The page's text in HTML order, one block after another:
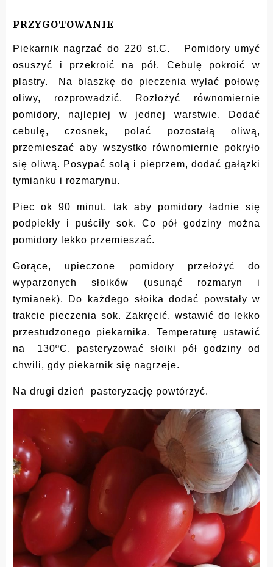
PRZYGOTOWANIE
Piekarnik nagrzać do 220 st.C. Pomidory umyć
osuszyć i przekroić na pół. Cebulę pokroić w
plastry. Na blaszkę do pieczenia wylać połowę
oliwy, rozprowadzić. Rozłożyć równomiernie
pomidory, najlepiej w jednej warstwie. Dodać
cebulę, czosnek, polać pozostałą oliwą,
przemieszać aby wszystko równomiernie pokryło
się oliwą. Posypać solą i pieprzem, dodać gałązki
tymianku i rozmarynu.
Piec ok 90 minut, tak aby pomidory ładnie się
podpiekły i puściły sok. Co pół godziny można
pomidory lekko przemieszać.
Gorące, upieczone pomidory przełożyć do
wyparzonych słoików (usunąć rozmaryn i
tymianek). Do każdego słoika dodać powstały w
trakcie pieczenia sok. Zakręcić, wstawić do lekko
przestudzonego piekarnika. Temperaturę ustawić
na 130ºC, pasteryzować słoiki pół godziny od
chwili, gdy piekarnik się nagrzeje.
Na drugi dzień pasteryzację powtórzyć.